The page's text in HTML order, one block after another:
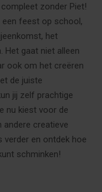
zonder Piet!
een feest op school,
het
Het gaat niet alleen
ook om het creëren
de juiste
jij zelf prachtige
nu kiest voor de
andere creatieve
verder en ontdek hoe
schminken!